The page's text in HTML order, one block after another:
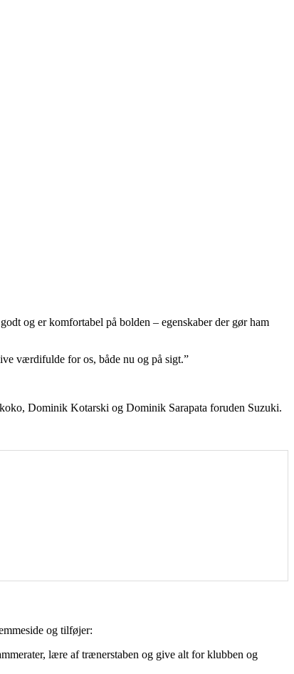
og er komfortabel på bolden – egenskaber der gør ham
værdifulde for os, både nu og på sigt.”
Dominik Kotarski og Dominik Sarapata foruden Suzuki.
og tilføjer:
lære af trænerstaben og give alt for klubben og